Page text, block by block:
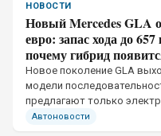
НОВОСТИ
Новый Mercedes GLA
евро: запас хода до
почему гибрид
Новое поколение GLA
модели
предлагают только
версия получила
Автоновости